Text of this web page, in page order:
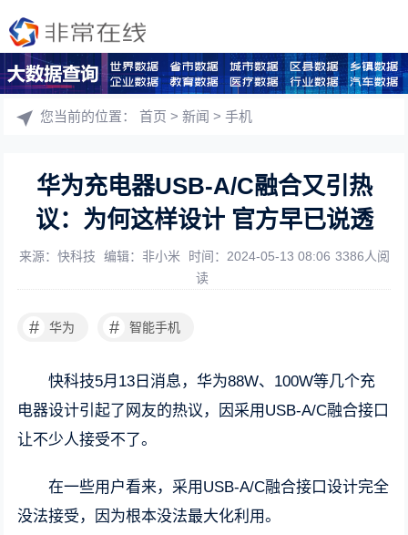
您当前的位置：首页 >新闻 >手机
华为充电器USB-A/C融合又引热
议：为何这样设计 官方早已说透
来源：快科技 编辑：非小米 时间：2024-05-13 08:06 3386人阅
读
# 华为 # 智能手机
快科技5月13日消息，华为88W、100W等几个充
电器设计引起了网友的热议，因采用USB-A/C融合接口
让不少人接受不了。
在一些用户看来，采用USB-A/C融合接口设计完全
没法接受，因为根本没法最大化利用。